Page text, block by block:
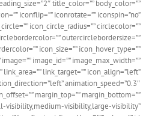
title_color=”” body_color=””
iconflip=”” iconrotate=”” iconspin=”no”
icon_circle_radius=”” circlecolor=””
outercirclebordersize=””
icon_size=”” icon_hover_type=””
image_id=”” image_max_width=””
link_area=”” link_target=”” icon_align=”left”
animation_speed=”0.3″
margin_top=”” margin_bottom=””
visibility,medium-visibility,large-visibility”